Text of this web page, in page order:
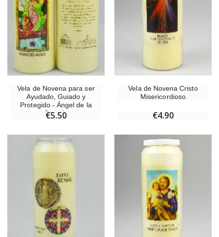
Vela de Novena para ser
Ayudado, Guiado y
Protegido - Ángel de la
Guarda
€5.50
Vela de Novena Cristo
Misericordioso
€4.90